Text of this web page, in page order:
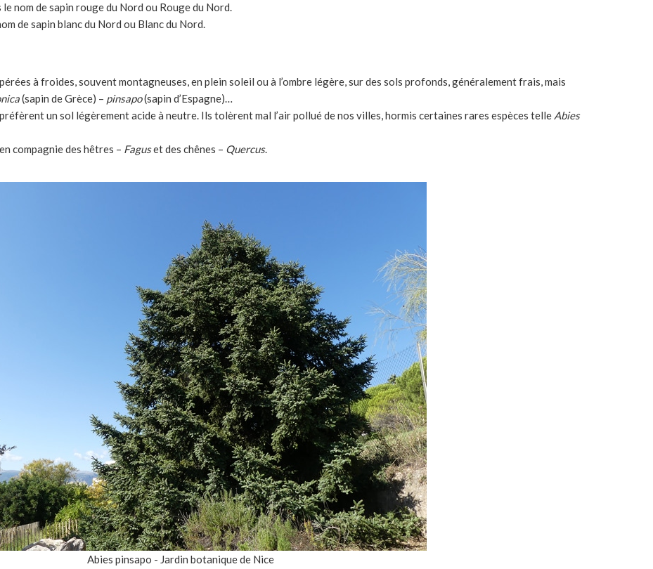
nom de sapin rouge du Nord ou Rouge du Nord.
de sapin blanc du Nord ou Blanc du Nord.
à froides, souvent montagneuses, en plein soleil ou à l’ombre légère, sur des sols profonds, généralement frais, mais
(sapin de Grèce) – pinsapo(sapin d’Espagne)…
un sol légèrement acide à neutre. Ils tolèrent mal l’air pollué de nos villes, hormis certaines rares espèces telle Abies
en compagnie des hêtres – Faguset des chênes – Quercus.
Abies pinsapo - Jardin botanique de Nice